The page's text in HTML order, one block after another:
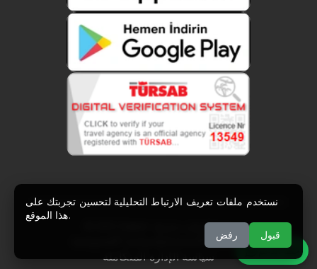
خط الدعم
جميع الحقوق محفوظة
اتفاقية الاستخدام
سياسة الإدارة المتكاملة
نستخدم ملفات تعريف الارتباط التحليلية لتحسين تجربتك على
هذا الموقع.
رفض
قبول